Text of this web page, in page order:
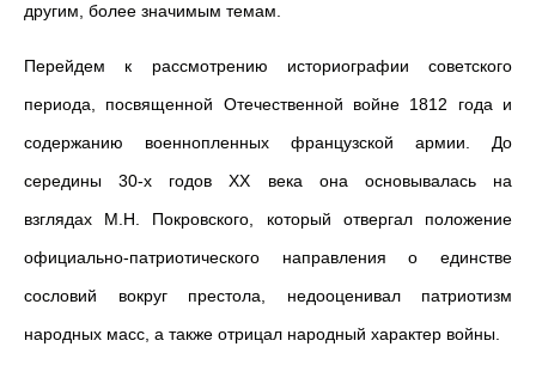
другим, более значимым темам.
Перейдем к рассмотрению историографии советского
периода, посвященной Отечественной войне 1812 года и
содержанию военнопленных французской армии. До
середины 30-х годов XX века она основывалась на
взглядах М.Н. Покровского, который отвергал положение
официально-патриотического направления о единстве
сословий вокруг престола, недооценивал патриотизм
народных масс, а также отрицал народный характер войны.